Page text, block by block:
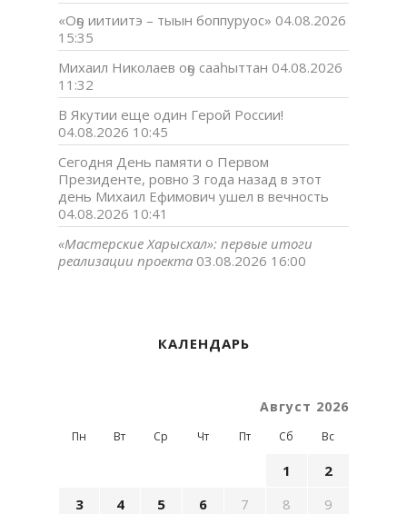
«Оҕо иитиитэ – тыын боппуруос» 04.08.2026
15:35
Михаил Николаев оҕо сааһыттан 04.08.2026
11:32
В Якутии еще один Герой России!
04.08.2026 10:45
Сегодня День памяти о Первом
Президенте, ровно 3 года назад в этот
день Михаил Ефимович ушел в вечность
04.08.2026 10:41
«Мастерские Харысхал»: первые итоги
реализации проекта 03.08.2026 16:00
КАЛЕНДАРЬ
Август 2026
Пн Вт Ср Чт Пт Сб Вс
1
2
3
4 5 6 7 8
9